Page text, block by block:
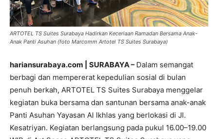
ARTOTEL TS Suites Surabaya Hadirkan Keceriaan Ramadan Bersama Anak-
Anak Panti Asuhan (foto Marcomm Artotel TS Suites Surabaya)
hariansurabaya.com | SURABAYA – Dalam semangat
berbagi dan mempererat kepedulian sosial di bulan
penuh berkah, ARTOTEL TS Suites Surabaya menggelar
kegiatan buka bersama dan santunan bersama anak-anak
Panti Asuhan Yayasan Al Ikhlas yang berlokasi di Jl.
Kesatriyan. Kegiatan berlangsung pada pukul 16.00–19.00